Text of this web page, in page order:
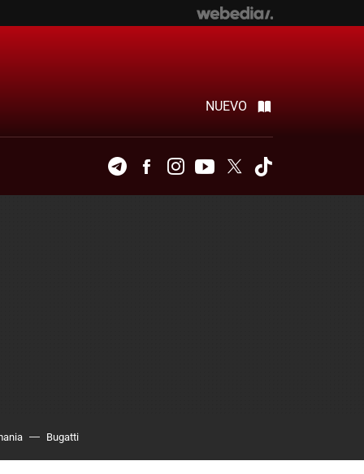
NUEVO
TelegramFacebookInstagramYoutubeTwitter
Bugatti